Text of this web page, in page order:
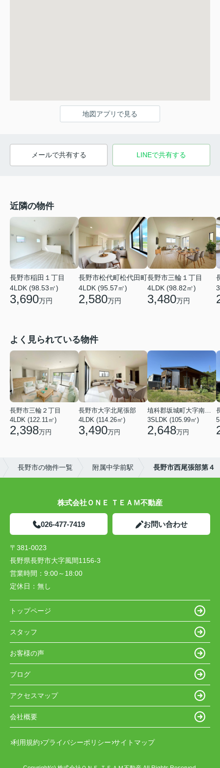
地図アプリで見る
メールで共有する LINEで共有する
近隣の物件
長野市稲田１丁目
4LDK (98.53㎡)
3,690万円
長野市松代町松代田町
4LDK (95.57㎡)
2,580万円
長野市三輪１丁目
4LDK (98.82㎡)
3,480万円
よく見られている物件
長野市三輪２丁目
4LDK (122.11㎡)
2,398万円
長野市大字北尾張部
4LDK (114.26㎡)
3,490万円
埴科郡坂城町大字南条鼠団地
3SLDK (105.99㎡)
2,648万円
長野市の物件一覧 附属中学前駅 長野市西尾張部第４
株式会社ＯＮＥ ＴＥＡＭ不動産
026-477-7419 お問い合わせ
〒381-0023
長野県長野市大字風間1156-3
営業時間： 9:00～18:00
定休日： 無し
トップページ
スタッフ
お客様の声
ブログ
アクセスマップ
会社概要
利用規約 プライバシーポリシー サイトマップ